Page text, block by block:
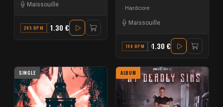
Maissouille
205 BPM F MAJOR
1.30 €
Hardcore
Maissouille
190 BPM C1.30 €
SINGLE ALBUM